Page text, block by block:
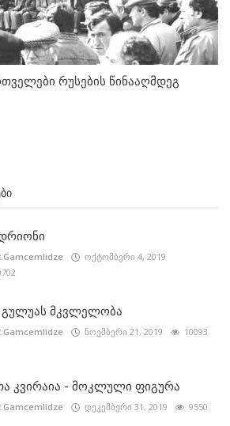
რუსების წინააღმდეგ
ოქტომბერი 4, 2019
გულუას მკვლელობა
ნოემბერი 21, 2019 10093
კვირაია - მოკლული ფიგურა
დეკემბერი 31, 2019 9550